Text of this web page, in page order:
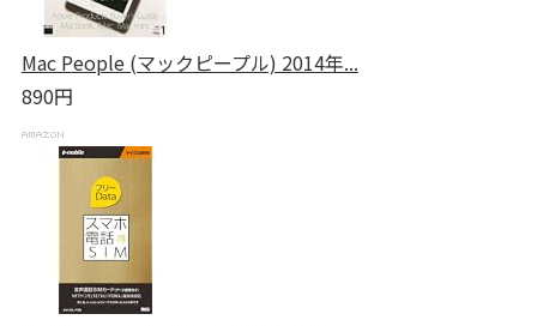
Mac People (マックピープル) 2014年...
890円